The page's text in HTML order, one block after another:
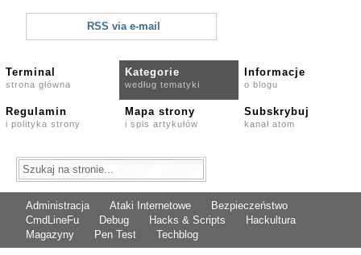
RSS via e-mail
Terminal
strona główna
Kategorie
według tematyki
Informacje
o blogu
Regulamin
i polityka strony
Mapa strony
i spis artykułów
Subskrybuj
kanał atom
Administracja Ataki Internetowe
Bezpieczeństwo
CmdLineFu
Debug Hacks & Scripts
Hackultura
Magazyny
Pen Test Techblog